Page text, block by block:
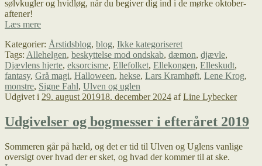
sølvkugler og hvidløg, når du begiver dig ind i de mørke oktober-
aftener!
Læs mereAlle
på
dæk!
Kategorier: Årstidsblog, blog, Ikke kategoriseret
Tags: Allehelgen, beskyttelse mod ondskab, dæmon, djævle,
Djævlens hjerte, eksorcisme, Ellefolket, Ellekongen, Elleskudt,
fantasy, Grå magi, Halloween, hekse, Lars Kramhøft, Lene Krog,
monstre, Signe Fahl, Ulven og uglen
Udgivet i 29. august 201918. december 2024 afLine Lybecker
Udgivelser og bogmesser i efteråret 2019
Sommeren går på hæld, og det er tid til Ulven og Uglens vanlige
oversigt over hvad der er sket, og hvad der kommer til at ske.